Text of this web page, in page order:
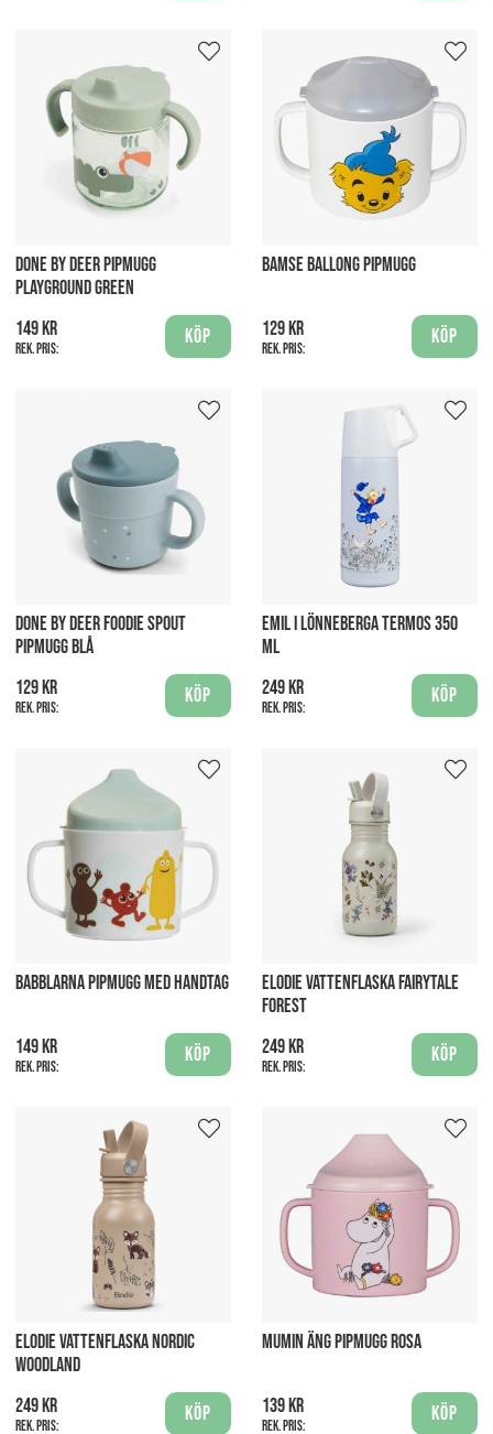
DONE BY DEER PIPMUGG
PLAYGROUND GREEN
149 kr
Rek. pris:
Köp
BAMSE BALLONG PIPMUGG
129 kr
Rek. pris:
Köp
DONE BY DEER FOODIE SPOUT
PIPMUGG BLÅ
129 kr
Rek. pris:
Köp
EMIL I LÖNNEBERGA TERMOS 350
ML
249 kr
Rek. pris:
Köp
BABBLARNA PIPMUGG MED HANDTAG
149 kr
Rek. pris:
Köp
ELODIE VATTENFLASKA FAIRYTALE
FOREST
249 kr
Rek. pris:
Köp
ELODIE VATTENFLASKA NORDIC
WOODLAND
249 kr
Rek. pris:
Köp
MUMIN ÄNG PIPMUGG ROSA
139 kr
Rek. pris:
Köp